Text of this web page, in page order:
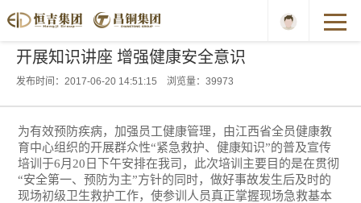
开展知识讲座 增强健康安全意识
发布时间：2017-06-20 14:51:15 浏览量：39973
为有效预防疾病，加强员工健康管理， 由江西省全员健康教
育中心组织的开展群众性“紧急救护、健康知识”的普及宣传
培训于6月 20 日下午安排在我司，此次培训主要目的是在贯彻
“安全第一、预防为主”方针的同时，做好事故发生后及时的
现场初级卫生救护工作，使参训人员真正掌握现场急救基本